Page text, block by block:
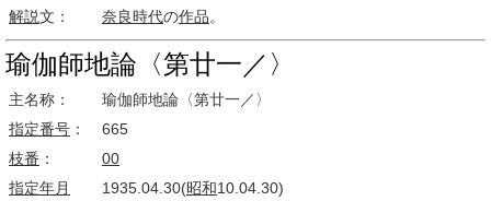
解説文： 奈良時代の作品。
瑜伽師地論〈第廿一／〉
主名称：
瑜伽師地論〈第廿一／〉
指定番号 ：
665
枝番 ：
00
指定年月
1935.04.30(昭和10.04.30)